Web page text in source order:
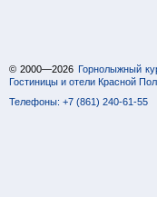
© 2000—2026 Горнолыжный
Гостиницы и отели Красной
Телефоны: +7 (861) 240-61-55